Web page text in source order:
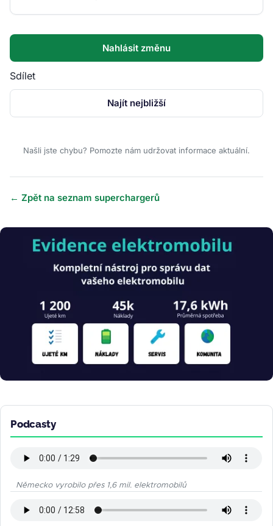
Nahlásit změnu
Sdílet
Najít nejbližší
Našli jste chybu? Pomozte nám udržovat informace aktuální.
← Zpět na seznam superchargerů
Obrázek
Podcasty
Německo vyrobilo přes 1,6 mil. elektromobilů